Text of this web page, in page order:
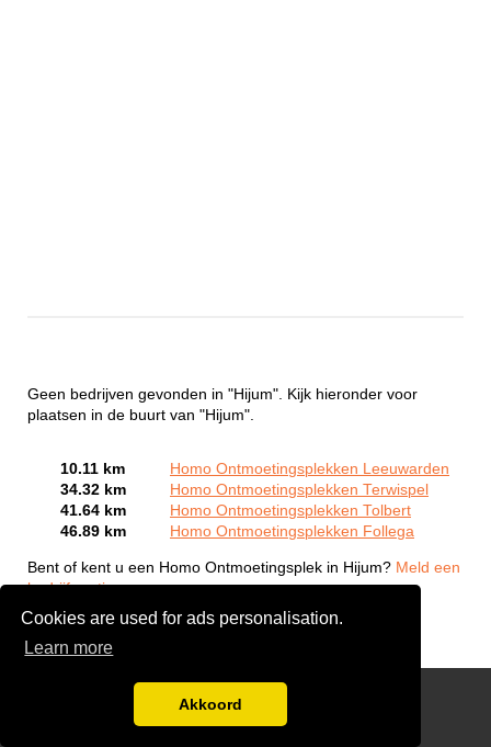
Cookies are used for ads personalisation.
Learn more
Akkoord
Geen bedrijven gevonden in "Hijum". Kijk hieronder voor
plaatsen in de buurt van "Hijum".
10.11 km
Homo Ontmoetingsplekken Leeuwarden
34.32 km
Homo Ontmoetingsplekken Terwispel
41.64 km
Homo Ontmoetingsplekken Tolbert
46.89 km
Homo Ontmoetingsplekken Follega
Bent of kent u een Homo Ontmoetingsplek in Hijum? Meld een
bedrijf gratis aan